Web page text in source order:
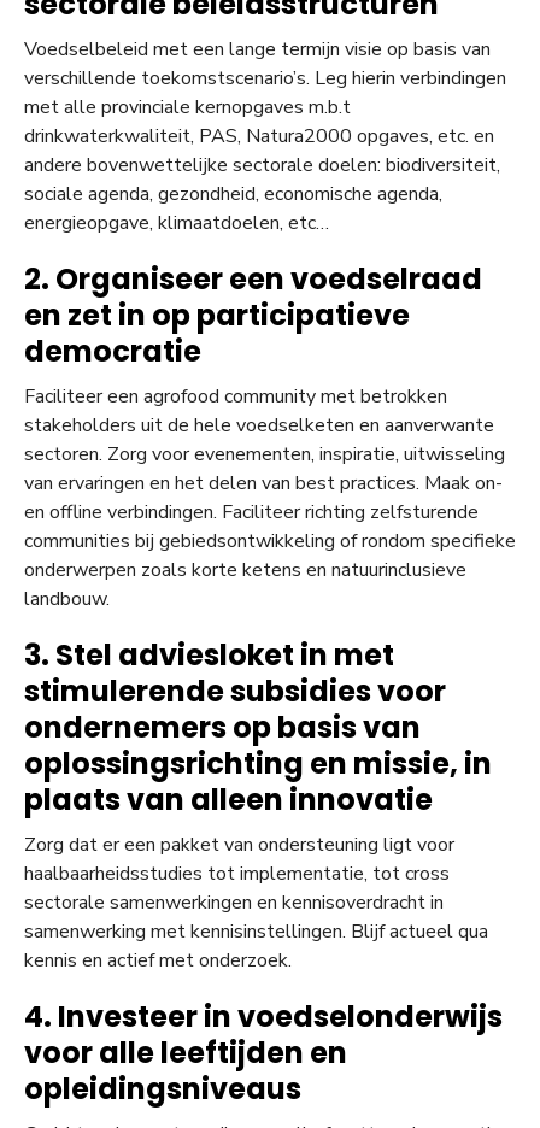
Voedselbeleid met een lange termijn visie op basis van
verschillende toekomstscenario’s. Leg hierin verbindingen
met alle provinciale kernopgaves m.b.t
drinkwaterkwaliteit, PAS, Natura2000 opgaves, etc. en
andere bovenwettelijke sectorale doelen: biodiversiteit,
sociale agenda, gezondheid, economische agenda,
energieopgave, klimaatdoelen, etc…
2. Organiseer een voedselraad
en zet in op participatieve
democratie
Faciliteer een agrofood community met betrokken
stakeholders uit de hele voedselketen en aanverwante
sectoren. Zorg voor evenementen, inspiratie, uitwisseling
van ervaringen en het delen van best practices. Maak on-
en offline verbindingen. Faciliteer richting zelfsturende
communities bij gebiedsontwikkeling of rondom specifieke
onderwerpen zoals korte ketens en natuurinclusieve
landbouw.
3. Stel adviesloket in met
stimulerende subsidies voor
ondernemers op basis van
oplossingsrichting en missie, in
plaats van alleen innovatie
Zorg dat er een pakket van ondersteuning ligt voor
haalbaarheidsstudies tot implementatie, tot cross
sectorale samenwerkingen en kennisoverdracht in
samenwerking met kennisinstellingen. Blijf actueel qua
kennis en actief met onderzoek.
4. Investeer in voedselonderwijs
voor alle leeftijden en
opleidingsniveaus